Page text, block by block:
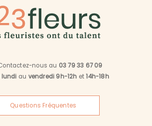
nous au 03 79 33 67 09
lundi au vendredi 9h-12h et14h-18h
Questions Fréquentes